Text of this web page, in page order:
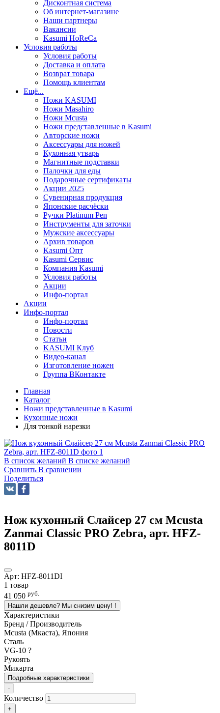
Дисконтная система
Об интернет-магазине
Наши партнеры
Вакансии
Kasumi HoReCa
Условия работы
Условия работы
Доставка и оплата
Возврат товара
Помощь клиентам
Ещё...
Ножи KASUMI
Ножи Masahiro
Ножи Mcusta
Ножи представленные в Kasumi
Авторские ножи
Аксессуары для ножей
Кухонная утварь
Магнитные подставки
Палочки для еды
Подарочные сертификаты
Акции 2025
Сувенирная продукция
Японские расчёски
Ручки Platinum Pen
Инструменты для заточки
Мужские аксессуары
Архив товаров
Kasumi Опт
Кasumi Сервис
Компания Kasumi
Условия работы
Акции
Инфо-портал
Акции
Инфо-портал
Инфо-портал
Новости
Статьи
KASUMI Клуб
Видео-канал
Изготовление ножен
Группа ВКонтакте
Главная
Каталог
Ножи представленные в Kasumi
Кухонные ножи
Для тонкой нарезки
В список желаний В списке желаний
Сравнить В сравнении
Поделиться
Нож кухонный Слайсер 27 см Mcusta
Zanmai Classic PRO Zebra, арт. HFZ-
8011D
Арт: HFZ-8011DI
1 товар
41 050 руб.
Нашли дешевле? Мы снизим цену! !
Характеристики
Бренд / Производитель
Mcusta (Мкаста), Япония
Сталь
VG-10 ?
Рукоять
Микарта
Подробные характеристики
-
Количество
+